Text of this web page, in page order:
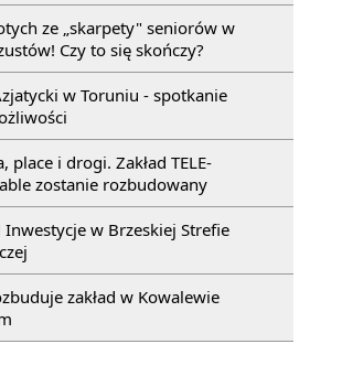
ze „skarpety" seniorów w
Czy to się skończy?
w Toruniu - spotkanie
place i drogi. Zakład TELE-
zostanie rozbudowany
Inwestycje w Brzeskiej Strefie
zakład w Kowalewie